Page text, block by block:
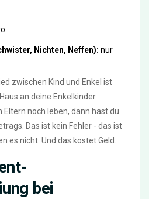
Nichten, Neffen): nur
zwischen Kind und Enkel ist
an deine Enkelkinder
noch leben, dann hast du
Das ist kein Fehler - das ist
es nicht. Und das kostet Geld.
bei